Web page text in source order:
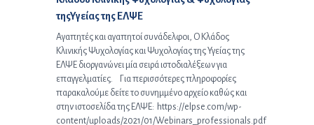
τηςΥγείας της ΕΛΨΕ
Αγαπητές και αγαπητοί συνάδελφοι, Ο Κλάδος
Κλινικής Ψυχολογίας και Ψυχολογίας της Υγείας της
ΕΛΨΕ διοργανώνει μία σειρά ιστοδιαλέξεων για
επαγγελματίες. Για περισσότερες πληροφορίες
παρακαλούμε δείτε το συνημμένο αρχείο καθώς και
στην ιστοσελίδα της ΕΛΨΕ: https://elpse.com/wp-
content/uploads/2021/01/Webinars_professionals.pdf